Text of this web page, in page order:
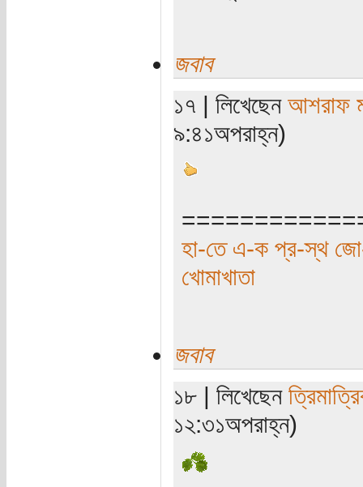
জবাব
১৭ | লিখেছেন আশরাফ
৯:৪১অপরাহ্ন)
হা-তে এ-ক প্র-স্থ
খোমাখাতা
জবাব
১৮ | লিখেছেন
১২:৩১অপরাহ্ন)